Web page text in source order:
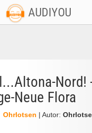
AUDIYOU
Nord!
Neue Flora
Ohrlotsen | Autor: